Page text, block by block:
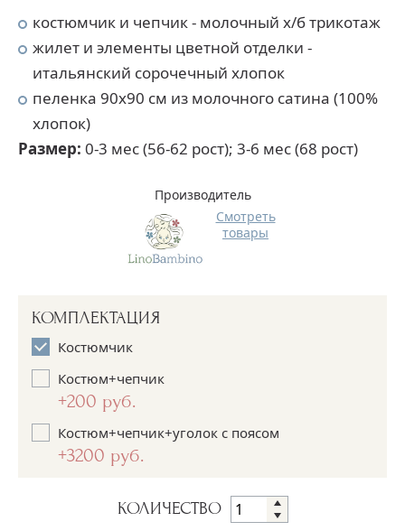
костюмчик и чепчик - молочный х/б трикотаж
жилет и элементы цветной отделки -
итальянский сорочечный хлопок
пеленка 90х90 см из молочного сатина (100%
хлопок)
Размер: 0-3 мес (56-62 рост); 3-6 мес (68 рост)
Производитель
Смотреть
товары
КОМПЛЕКТАЦИЯ
Костюмчик
Костюм+чепчик
+200 руб.
Костюм+чепчик+уголок с поясом
+3200 руб.
КОЛИЧЕСТВО